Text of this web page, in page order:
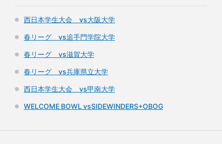
西日本学生大会 vs大阪大学
春リーグ vs追手門学院大学
春リーグ vs滋賀大学
春リーグ vs兵庫県立大学
西日本学生大会 vs甲南大学
WELCOME BOWL vsSIDEWINDERS+OBOG